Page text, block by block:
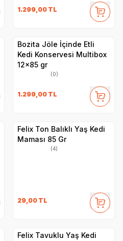
1.299,00 TL
Bozita Jöle İçinde Etli
Kedi Konservesi Multibox
12x85 gr
(0)
1.299,00 TL
Felix Ton Balıklı Yaş Kedi
Maması 85 Gr
(4)
29,00 TL
Felix Tavuklu Yaş Kedi